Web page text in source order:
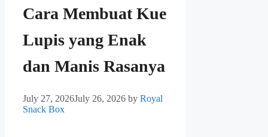
Cara Membuat Kue
Lupis yang Enak
dan Manis Rasanya
July 27, 2026July 26, 2026 by Royal
Snack Box